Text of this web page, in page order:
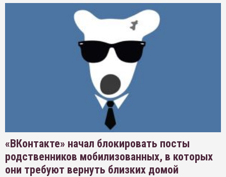
«ВКонтакте» начал блокировать посты
родственников мобилизованных, в которых
они требуют вернуть близких домой